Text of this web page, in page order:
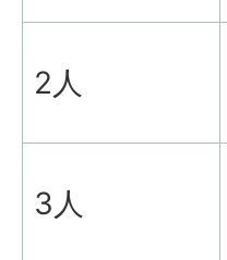
2人
3人